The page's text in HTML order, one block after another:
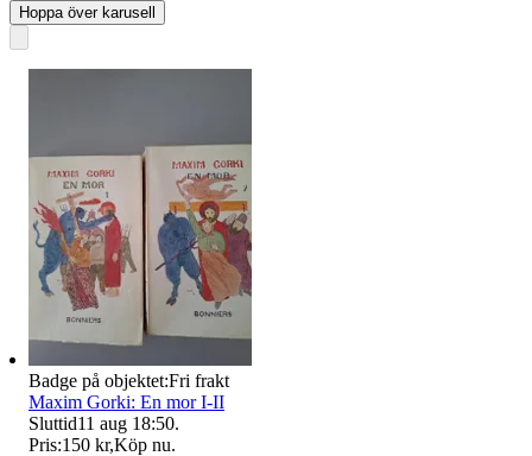
Hoppa över karusell
Badge på objektet:Fri frakt
Maxim Gorki: En mor I-II
Sluttid11 aug 18:50.
Pris:150 kr,Köp nu.